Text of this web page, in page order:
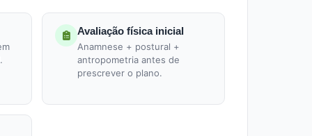
Avaliação física inicial
Anamnese + postural +
antropometria antes de
prescrever o plano.